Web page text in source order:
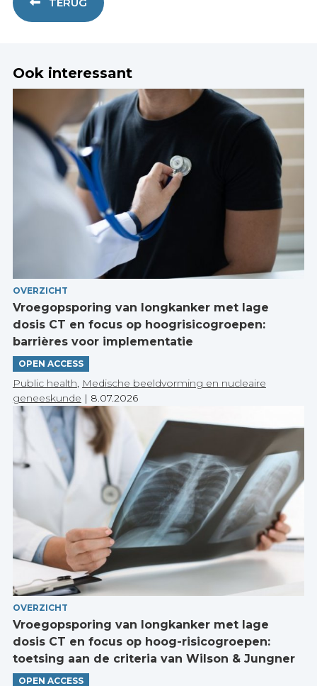
Ook interessant
OVERZICHT
Vroegopsporing van longkanker met lage
dosis CT en focus op hoogrisicogroepen:
barrières voor implementatie
OPEN ACCESS
Public health, Medische beeldvorming en nucleaire
geneeskunde | 8.07.2026
OVERZICHT
Vroegopsporing van longkanker met lage
dosis CT en focus op hoog-risicogroepen:
toetsing aan de criteria van Wilson & Jungner
OPEN ACCESS